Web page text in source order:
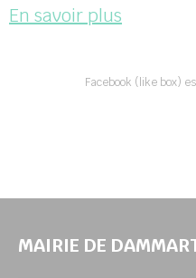
En savoir plus
Facebook (like box)
MAIRIE DE